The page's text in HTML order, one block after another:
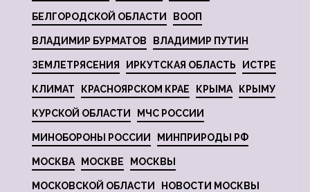
БЕЛГОРОДСКОЙ ОБЛАСТИ ВООП
ВЛАДИМИР БУРМАТОВ ВЛАДИМИР ПУТИН
ЗЕМЛЕТРЯСЕНИЯ ИРКУТСКАЯ ОБЛАСТЬ ИСТРЕ
КЛИМАТ КРАСНОЯРСКОМ КРАЕ КРЫМА КРЫМУ
КУРСКОЙ ОБЛАСТИ МЧС РОССИИ
МИНОБОРОНЫ РОССИИ МИНПРИРОДЫ РФ
МОСКВА МОСКВЕ МОСКВЫ
МОСКОВСКОЙ ОБЛАСТИ НОВОСТИ МОСКВЫ